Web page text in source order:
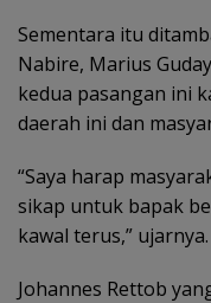
Sementara itu
Nabire, Marius
kedua pasangan ini
daerah ini dan
“Saya harap
sikap untuk bapak
kawal terus,” ujarnya.
Johannes Rettob